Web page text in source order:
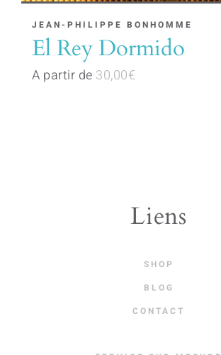
JEAN-PHILIPPE BONHOMME
El Rey Dormido
A partir de 30,00€
This
product
has
Liens
SHOP
BLOG
CONTACT